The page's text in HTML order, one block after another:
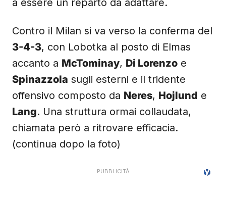
a essere un reparto da adattare.
Contro il Milan si va verso la conferma del
3-4-3, con Lobotka al posto di Elmas
accanto a McTominay, Di Lorenzo e
Spinazzola sugli esterni e il tridente
offensivo composto da Neres, Hojlund e
Lang. Una struttura ormai collaudata,
chiamata però a ritrovare efficacia.
(continua dopo la foto)